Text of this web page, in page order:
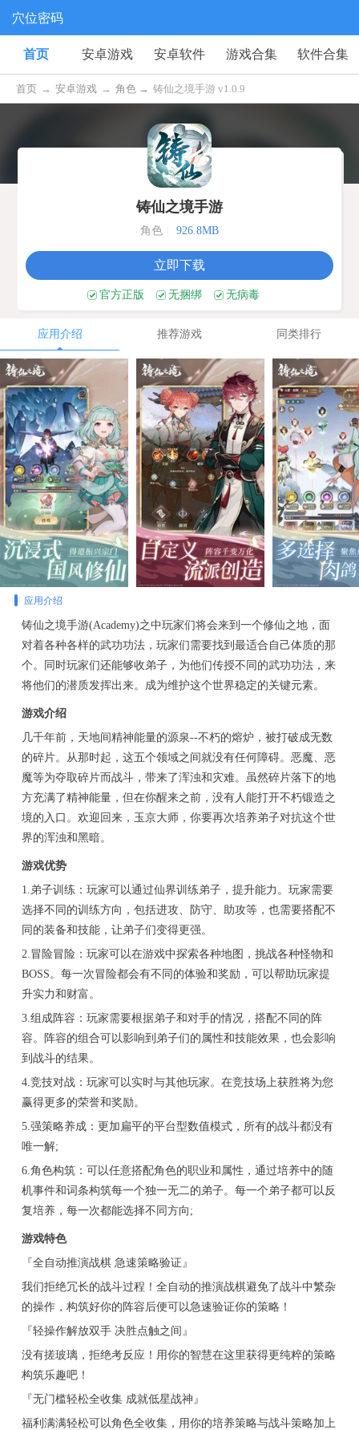
穴位密码
首页 安卓游戏 安卓软件 游戏合集 软件合集
首页 → 安卓游戏 → 角色 → 铸仙之境手游 v1.0.9
铸仙之境手游
角色 926.8MB
立即下载
官方正版 无捆绑 无病毒
应用介绍 推荐游戏 同类排行
应用介绍
铸仙之境手游(Academy)之中玩家们将会来到一个修仙之地，面
对着各种各样的武功功法，玩家们需要找到最适合自己体质的那
个。同时玩家们还能够收弟子，为他们传授不同的武功功法，来
将他们的潜质发挥出来。成为维护这个世界稳定的关键元素。
游戏介绍
几千年前，天地间精神能量的源泉--不朽的熔炉，被打破成无数
的碎片。从那时起，这五个领域之间就没有任何障碍。恶魔、恶
魔等为夺取碎片而战斗，带来了浑浊和灾难。虽然碎片落下的地
方充满了精神能量，但在你醒来之前，没有人能打开不朽锻造之
境的入口。欢迎回来，玉京大师，你要再次培养弟子对抗这个世
界的浑浊和黑暗。
游戏优势
1.弟子训练：玩家可以通过仙界训练弟子，提升能力。玩家需要
选择不同的训练方向，包括进攻、防守、助攻等，也需要搭配不
同的装备和技能，让弟子们变得更强。
2.冒险冒险：玩家可以在游戏中探索各种地图，挑战各种怪物和
BOSS。每一次冒险都会有不同的体验和奖励，可以帮助玩家提
升实力和财富。
3.组成阵容：玩家需要根据弟子和对手的情况，搭配不同的阵
容。阵容的组合可以影响到弟子们的属性和技能效果，也会影响
到战斗的结果。
4.竞技对战：玩家可以实时与其他玩家。在竞技场上获胜将为您
赢得更多的荣誉和奖励。
5.强策略养成：更加扁平的平台型数值模式，所有的战斗都没有
唯一解;
6.角色构筑：可以任意搭配角色的职业和属性，通过培养中的随
机事件和词条构筑每一个独一无二的弟子。每一个弟子都可以反
复培养，每一次都能选择不同方向;
游戏特色
『全自动推演战棋 急速策略验证』
我们拒绝冗长的战斗过程！全自动的推演战棋避免了战斗中繁杂
的操作，构筑好你的阵容后便可以急速验证你的策略！
『轻操作解放双手 决胜点触之间』
没有搓玻璃，拒绝考反应！用你的智慧在这里获得更纯粹的策略
构筑乐趣吧！
『无门槛轻松全收集 成就低星战神』
福利满满轻松可以角色全收集，用你的培养策略与战斗策略加上